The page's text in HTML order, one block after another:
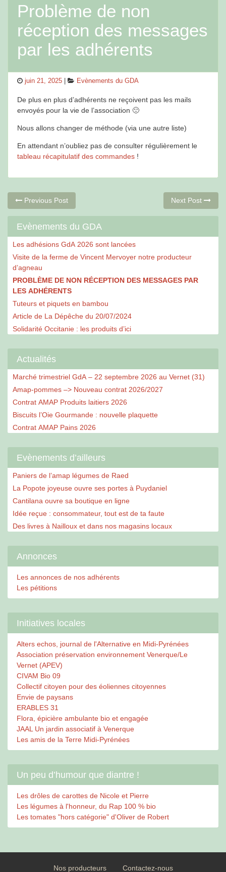
Problème de non
réception des messages
par les adhérents
Posted
juin 21, 2025 Categories
Evènements du GDA
De plus en plus d’adhérents ne reçoivent pas les mails
envoyés pour la vie de l’association 🙁
Nous allons changer de méthode (via une autre liste)
En attendant n’oubliez pas de consulter régulièrement le
tableau récapitulatif des commandes!
Navigation
de
l’article
Previous Post
post:
Next Post
Evènements du GDA
Les adhésions GdA 2026 sont lancées
Visite de la ferme de Vincent Mervoyer notre producteur
d’agneau
PROBLÈME DE NON RÉCEPTION DES MESSAGES PAR
LES ADHÉRENTS
Tuteurs et piquets en bambou
Article de La Dépêche du 20/07/2024
Solidarité Occitanie : les produits d’ici
Actualités
Marché trimestriel GdA – 22 septembre 2026 au Vernet (31)
Amap-pommes –> Nouveau contrat 2026/2027
Contrat AMAP Produits laitiers 2026
Biscuits l’Oie Gourmande : nouvelle plaquette
Contrat AMAP Pains 2026
Evènements d’ailleurs
Paniers de l’amap légumes de Raed
La Popote joyeuse ouvre ses portes à Puydaniel
Cantilana ouvre sa boutique en ligne
Idée reçue : consommateur, tout est de ta faute
Des livres à Nailloux et dans nos magasins locaux
Annonces
Les annonces de nos adhérents
Les pétitions
Initiatives locales
Alters echos, journal de l'Alternative en Midi-Pyrénées
Association préservation environnement Venerque/Le
Vernet (APEV)
CIVAM Bio 09
Collectif citoyen pour des éoliennes citoyennes
Envie de paysans
ERABLES 31
Flora, épicière ambulante bio et engagée
JAAL Un jardin associatif à Venerque
Les amis de la Terre Midi-Pyrénées
Un peu d’humour que diantre !
Les drôles de carottes de Nicole et Pierre
Les légumes à l'honneur, du Rap 100 % bio
Les tomates "hors catégorie" d'Oliver de Robert
Nos producteurs Contactez-nous